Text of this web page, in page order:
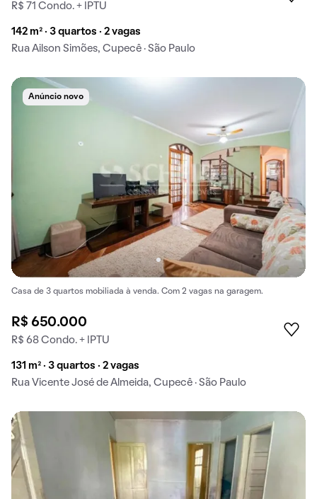
R$ 71 Condo. + IPTU
142 m² · 3 quartos · 2 vagas
Rua Ailson Simões, Cupecê · São Paulo
Anúncio novo
Casa de 3 quartos mobiliada à venda. Com 2 vagas na garagem.
R$ 650.000
R$ 68 Condo. + IPTU
131 m² · 3 quartos · 2 vagas
Rua Vicente José de Almeida, Cupecê · São Paulo